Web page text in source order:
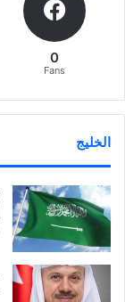
0
Fans
الخليج